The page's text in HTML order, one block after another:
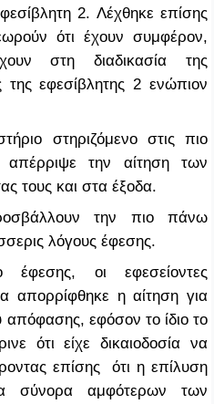
2. Λέχθηκε επίσης
ότι έχουν συμφέρον,
στη διαδικασία της
της εφεσίβλητης 2 ενώπιον
στηριζόμενο στις πιο
την αίτηση των
τους και στα έξοδα.
την πιο πάνω
λόγους έφεσης.
έφεσης, οι εφεσείοντες
απορρίφθηκε η αίτηση για
εφόσον το ίδιο το
ότι είχε δικαιοδοσία να
επίσης ότι η επίλυση
σύνορα αμφότερων των